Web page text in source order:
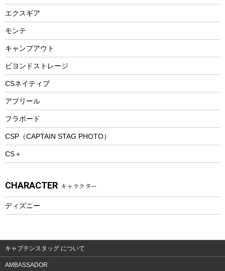
トレー
ランチョンマット
ランチボックス
エアーポンプ
ビーチテント
ウィンター
スノーシュー
防寒ウェア
トレッキング
トレッキングアクセサリー
プレイグッズ
ウェルネス
ウェア、タオル
ウェア
エクスギア
モンテ
キャンプアウト
ビヨンドストレージ
CSネイティブ
アプリール
フラボード
CSP（CAPTAIN STAG PHOTO）
CS＋
CHARACTER キャラクター
ディズニー
キャプテンスタッグ について
AMBASSADOR